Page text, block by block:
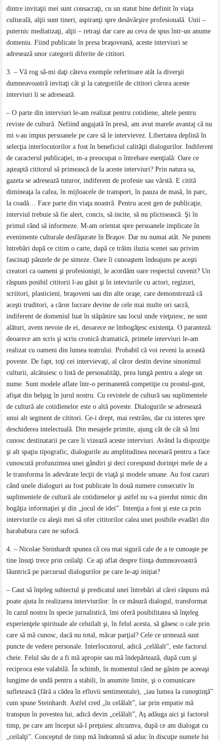
dintre invitaţii mei sunt consacraţi, cu un statut bine definit în viaţa
culturală, alţii sunt tineri, aspiranţi spre desăvârşire profesională. Unii –
puternic mediatizaţi, alţii – retraşi dar care au ceva de spus într-un anume
domeniu. Fiind publicate în presa braşoveană, aceste interviuri se
adresează unor categorii diferite de cititori.
3. – Vã rog sã-mi daţi câteva exemple referitoare atât la diverşii
dumneavoastrã invitaţi cât şi la categoriile de cititori cãrora aceste
interviuri li se adreseazã.
– O parte din interviuri le-am realizat pentru cotidiene, altele pentru
reviste de cultură. Nefiind angajată în presă, am avut marele avantaj că nu
mi s-au impus persoanele pe care să le intervievez. Libertatea deplină în
selecţia interlocutorilor a fost în beneficiul calităţii dialogurilor. Indiferent
de caracterul publicaţiei, m-a preocupat o întrebare esenţială: Oare ce
aşteaptă cititorul să primească de la aceste interviuri? Prin natura sa,
gazeta se adresează tuturor, indiferent de profesie sau vârstă. E citită
dimineaţa la cafea, în mijloacele de transport, în pauza de masă, în parc,
la coadă… Face parte din viaţa noastră. Pentru acest gen de publicaţie,
interviul trebuie să fie alert, concis, să incite, să nu plictisească. Şi în
primul rând să informeze. M-am orientat spre persoanele implicate în
evenimente culturale desfăşurate în Braşov. Dar nu numai atât. Ne punem
întrebări după ce citim o carte, după ce trăim iluzia scenei sau privim
fascinaţi pânzele de pe simeze. Oare îi cunoaştem îndeajuns pe aceşti
creatori ca oameni şi profesionişti, le acordăm oare respectul cuvenit? Un
răspuns posibil cititorii l-au găsit şi în inteviurile cu actori, regizori,
scriitori, plasticieni, braşoveni sau din alte oraşe, care demonstreazã că
aceşti truditori, a căror lucrare devine de cele mai multe ori sacră,
indiferent de domeniul luat în stăpânire sau locul unde vieţuiesc, ne sunt
alături, avem nevoie de ei, deoarece ne îmbogãţesc existenţa. O paranteză:
deoarece am scris şi scriu cronică dramatică, primele interviuri le-am
realizat cu oameni din lumea teatrului. Probabil că voi reveni la această
poveste. De fapt, toţi cei intervievaţi, al căror destin devine sinonimul
culturii, alcătuiesc o listă de personalităţi, prea lungă pentru a alege un
nume. Sunt modele aflate într-o permanentă competiţie cu prostul-gust,
afişat din belşug în jurul nostru. Cu revistele de cultură sau suplimentele
de cultură ale cotidienelor este o altă poveste. Dialogurile se adresează
unui alt segment de cititori. Ce-i drept, mai restrâns, dar cu interes spre
deschiderea intelectuală. Din mesajele primite, ajung cât de cât sã îmi
cunosc destinatarii pe care îi vizeazã aceste interviuri. Având la dispoziţie
şi alt spaţiu tipografic, dialogurile au amplitudinea necesarã pentru a face
cunoscută profunzimea unei gândiri şi deci corespund dorinţei mele de a
le transforma în adevărate lecţii de viaţă şi modele umane. Au fost cazuri
când unele dialoguri au fost publicate în două numere consecutiv în
suplimentele de cultură ale cotidienelor şi astfel nu s-a pierdut nimic din
bogăţia informaţiei şi din „jocul de idei”. Intenţia a fost şi este ca prin
interviurile cu aleşii mei să ofer cititorilor calea unei posibile evadări din
harababura care ne sufocă.
4. – Nicolae Steinhardt spunea cã cea mai sigurã cale de a te cunoaşte pe
tine însuţi trece prin ceilalţi. Ce aţi aflat despre fiinţa dumneavoastrã
lãuntricã pe parcursul dialogurilor pe care le-aţi iniţiat?
– Caut să înţeleg subiectul şi predicatul unei întrebări al cărei răspuns mă
poate ajuta în realizarea interviurilor: în ce măsură dialogul, transformat
în cazul nostru în specie jurnalistică, îmi oferă posibilitatea să înţeleg
experienţele spirituale ale celuilalt şi, în felul acesta, să găsesc o cale prin
care să mã cunosc, dacă nu total, măcar parţial? Cele ce urmează sunt
puncte de vedere personale. Interlocutorul, adică „celălalt”, este factorul
cheie. Felul său de a fi mă apropie sau mă îndepărtează, după cum şi
reciproca este valabilă. În schimb, în momentul când ne găsim pe aceeaşi
lungime de undă pentru a stabili, în anumite limite, şi o comunicare
sufletească (fără a cădea în efluvii sentimentale), „iau lumea la cunoştinţă”
cum spune Steinhardt. Astfel cred „în celălalt”, iar prin empatie mă
transpun în povestea lui, adică devin „celălalt”, Aş adăuga aici şi factorul
timp, pe care am început să-l preţuiesc altcumva, după ce am dialogat cu
„ceilalţi”. Conceptul de timp mă îndeamnă să aduc în discuţie numele lui